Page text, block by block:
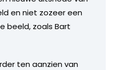
en niet zozeer een
beeld, zoals Bart
ten aanzien van